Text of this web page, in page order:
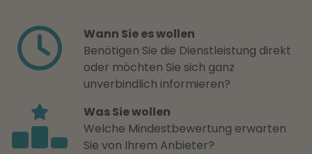
Wann Sie es wollen
Benötigen Sie die Dienstleistung direkt
oder möchten Sie sich ganz
unverbindlich informieren?
Was Sie wollen
Welche Mindestbewertung erwarten
Sie von Ihrem Anbieter?